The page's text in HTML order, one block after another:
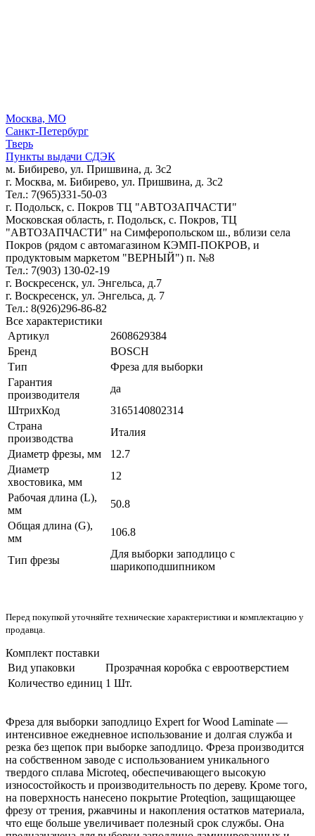
Москва, МО
Санкт-Петербург
Тверь
Пункты выдачи СДЭК
м. Бибирево, ул. Пришвина, д. 3с2
г. Москва, м. Бибирево, ул. Пришвина, д. 3с2
Тел.: 7(965)331-50-03
г. Подольск, c. Покров ТЦ "АВТОЗАПЧАСТИ"
Московская область, г. Подольск, c. Покров, ТЦ
"АВТОЗАПЧАСТИ" на Симферопольском ш., вблизи села
Покров (рядом с автомагазином КЭМП-ПОКРОВ, и
продуктовым маркетом "ВЕРНЫЙ") п. №8
Тел.: 7(903) 130-02-19
г. Воскресенск, ул. Энгельса, д.7
г. Воскресенск, ул. Энгельса, д. 7
Тел.: 8(926)296-86-82
Все характеристики
Артикул
2608629384
Бренд
BOSCH
Тип
Фреза для выборки
Гарантия
производителя
да
ШтрихКод
3165140802314
Страна
производства
Италия
Диаметр фрезы, мм
12.7
Диаметр
хвостовика, мм
12
Рабочая длина (L),
мм
50.8
Общая длина (G),
мм
106.8
Тип фрезы
Для выборки заподлицо с
шарикоподшипником
Перед покупкой уточняйте технические характеристики и комплектацию у
продавца.
Комплект поставки
Вид упаковки
Прозрачная коробка с евроотверстием
Количество единиц 1 Шт.
Фреза для выборки заподлицо Expert for Wood Laminate —
интенсивное ежедневное использование и долгая служба и
резка без щепок при выборке заподлицо. Фреза производится
на собственном заводе с использованием уникального
твердого сплава Microteq, обеспечивающего высокую
износостойкость и производительность по дереву. Кроме того,
на поверхность нанесено покрытие Proteqtion, защищающее
фрезу от трения, ржавчины и накопления остатков материала,
что еще больше увеличивает полезный срок службы. Она